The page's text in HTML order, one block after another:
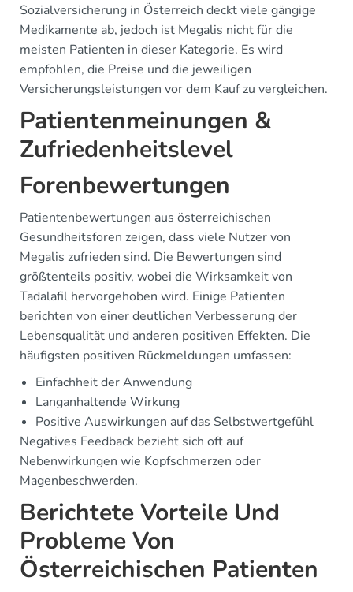
Sozialversicherung in Österreich deckt viele gängige
Medikamente ab, jedoch ist Megalis nicht für die
meisten Patienten in dieser Kategorie. Es wird
empfohlen, die Preise und die jeweiligen
Versicherungsleistungen vor dem Kauf zu vergleichen.
Patientenmeinungen &
Zufriedenheitslevel
Forenbewertungen
Patientenbewertungen aus österreichischen
Gesundheitsforen zeigen, dass viele Nutzer von
Megalis zufrieden sind. Die Bewertungen sind
größtenteils positiv, wobei die Wirksamkeit von
Tadalafil hervorgehoben wird. Einige Patienten
berichten von einer deutlichen Verbesserung der
Lebensqualität und anderen positiven Effekten. Die
häufigsten positiven Rückmeldungen umfassen:
Einfachheit der Anwendung
Langanhaltende Wirkung
Positive Auswirkungen auf das Selbstwertgefühl
Negatives Feedback bezieht sich oft auf
Nebenwirkungen wie Kopfschmerzen oder
Magenbeschwerden.
Berichtete Vorteile Und
Probleme Von
Österreichischen Patienten